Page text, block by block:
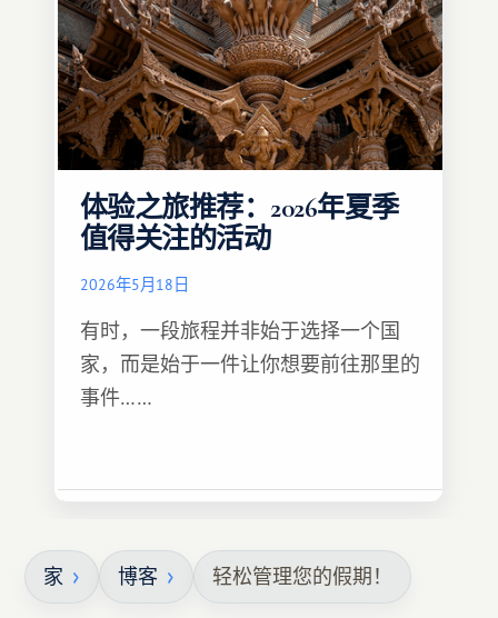
体验之旅推荐：2026年夏季
值得关注的活动
2026年5月18日
有时，一段旅程并非始于选择一个国
家，而是始于一件让你想要前往那里的
事件……
家 博客 轻松管理您的假期！